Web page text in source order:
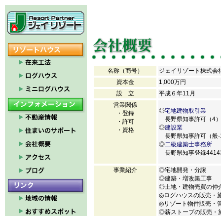
名称（商号）
ジェイリゾート株式会
資本金
1,000万円
設 立
平成６年11月
営業関係
・登録
・許可
・資格
◎宅地建物取引業
長野県知事許可 （4
◎建設業
長野県知事許可 （
◎二級建築士事務所
長野県知事登録
事業紹介
◎宅地開発・分譲
◎建築・増改築工事
◎土地・建物売買の仲
◎ログハウスの販売・
◎リゾート物件販売・
◎薪ストーブの販売・